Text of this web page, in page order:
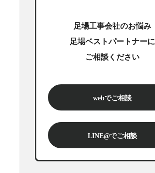
足場工事会社のお悩み
足場ベストパートナーに
ご相談ください
webでご相談
LINE@でご相談